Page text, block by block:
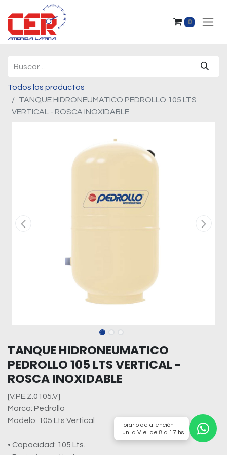
0
Todos los productos
TANQUE HIDRONEUMATICO PEDROLLO 105 LTS
VERTICAL - ROSCA INOXIDABLE
TANQUE HIDRONEUMATICO
PEDROLLO 105 LTS VERTICAL -
ROSCA INOXIDABLE
[V.PE.Z.0105.V]
Marca: Pedrollo
Modelo: 105 Lts Vertical
• Capacidad: 105 Lts.
Horario de atención
Lun. a Vie. de 8 a 17 hs